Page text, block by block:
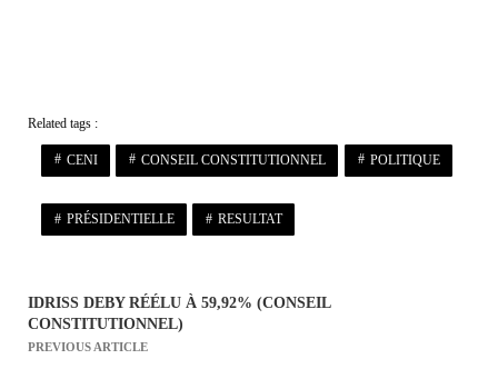
Related tags :
CENI CONSEIL CONSTITUTIONNEL POLITIQUE
PRÉSIDENTIELLE RESULTAT
N
a
IDRISS DEBY RÉÉLU À 59,92% (CONSEIL
CONSTITUTIONNEL)
PREVIOUS ARTICLE